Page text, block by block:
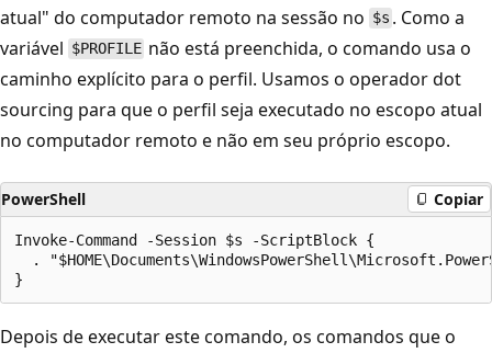
atual" do computador remoto na sessão no $s . Como a
variável $PROFILE não está preenchida, o comando usa o
caminho explícito para o perfil. Usamos o operador dot
sourcing para que o perfil seja executado no escopo atual
no computador remoto e não em seu próprio escopo.
PowerShell Copiar
Invoke-Command -Session $s -ScriptBlock {
.
Depois de executar este comando, os comandos que o